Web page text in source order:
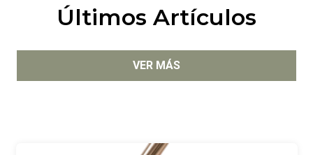
Últimos Artículos
VER MÁS